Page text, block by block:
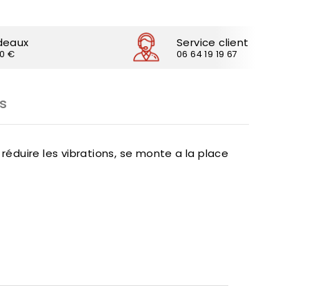
€
Service client
06 64 19 19 67
les vibrations, se monte a la place